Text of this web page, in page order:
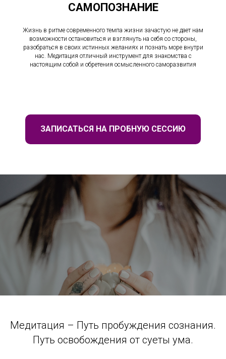
САМОПОЗНАНИЕ
Жизнь в ритме современного темпа жизни зачастую не дает нам
возможности остановиться и взглянуть на себя со стороны,
разобраться в своих истинных желаниях и познать море внутри
нас. Медитация отличный инструмент для знакомства с
настоящим собой и обретения осмысленного саморазвития
ЗАПИСАТЬСЯ НА ПРОБНУЮ СЕССИЮ
Медитация – Путь пробуждения сознания.
Путь освобождения от суеты ума.